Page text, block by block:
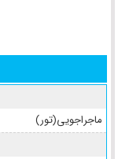
ماجراجویی(تور)